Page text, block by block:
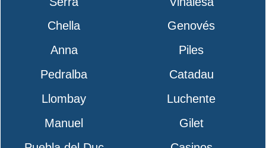
Chella
Genovés
Anna
Piles
Pedralba
Catadau
Llombay
Luchente
Manuel
Gilet